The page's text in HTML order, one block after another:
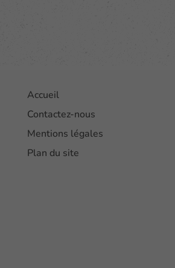
Accueil
Contactez-nous
Mentions légales
Plan du site